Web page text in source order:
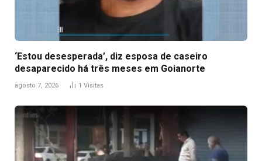
‘Estou desesperada’, diz esposa de caseiro
desaparecido há três meses em Goianorte
agosto 7, 2026 1 Visitas